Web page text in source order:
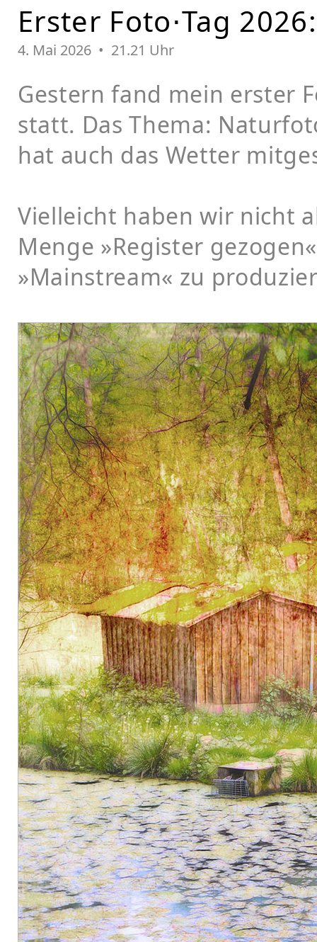
Erster Foto⋅Tag
4. Mai 2026 • 21.21 Uhr
Gestern fand mein erster
statt. Das Thema:
hat auch das Wetter
Vielleicht haben wir nicht
Menge »Register
»Mainstream« zu